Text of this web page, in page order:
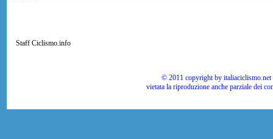
Staff Ciclismo.info
© 2011 copyright by
vietata la riproduzione anche parziale dei